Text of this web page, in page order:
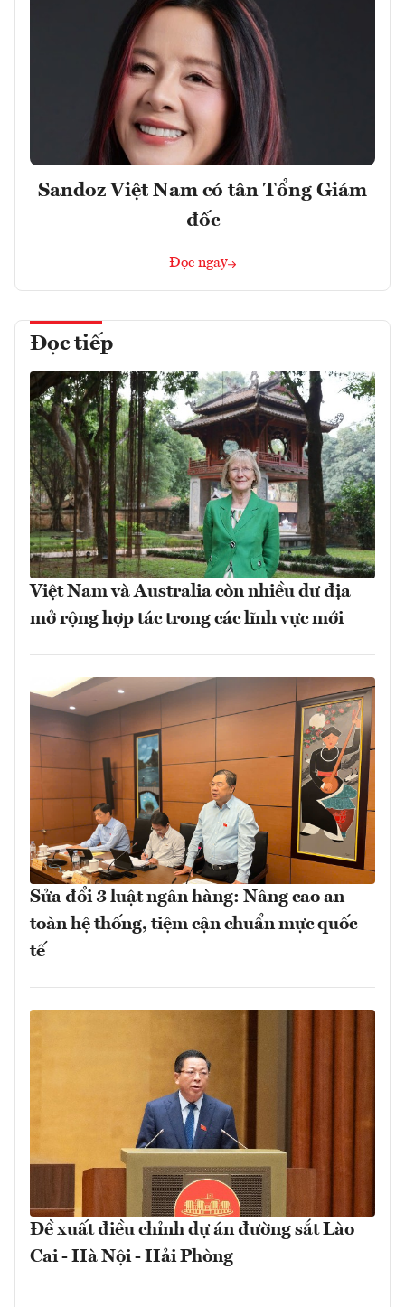
Sandoz Việt Nam có tân Tổng Giám
đốc
Đọc ngay
Đọc tiếp
Việt Nam và Australia còn nhiều dư địa
mở rộng hợp tác trong các lĩnh vực mới
Sửa đổi 3 luật ngân hàng: Nâng cao an
toàn hệ thống, tiệm cận chuẩn mực quốc
tế
Đề xuất điều chỉnh dự án đường sắt Lào
Cai - Hà Nội - Hải Phòng